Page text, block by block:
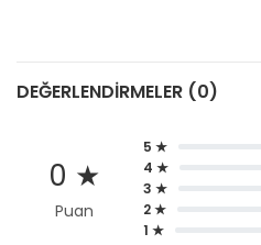
DEĞERLENDIRMELER (0)
0 ★
Puan
5 ★
4 ★
3 ★
2 ★
1 ★